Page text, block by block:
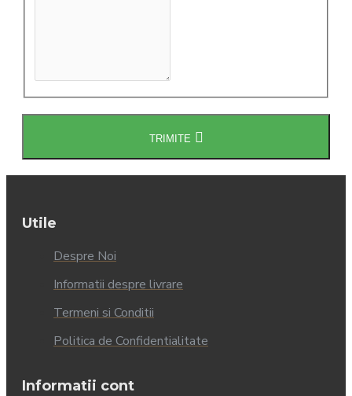
TRIMITE
Utile
Despre Noi
Informatii despre livrare
Termeni si Conditii
Politica de Confidentialitate
Informatii cont